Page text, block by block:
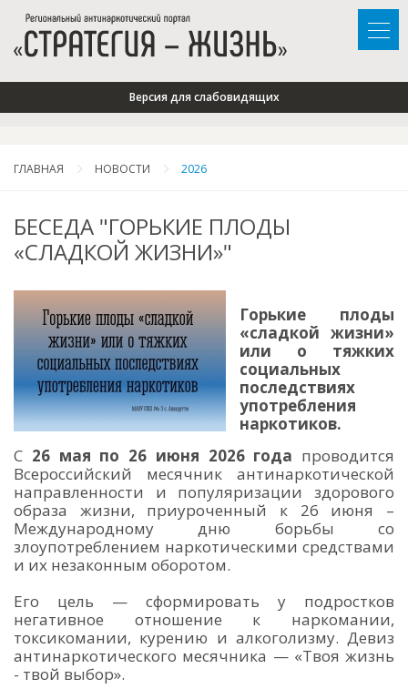
Версия для слабовидящих
ГЛАВНАЯ НОВОСТИ 2026
БЕСЕДА "ГОРЬКИЕ ПЛОДЫ
«СЛАДКОЙ ЖИЗНИ»"
Горькие плоды
«сладкой жизни»
или о тяжких
социальных
последствиях
употребления
наркотиков.
С 26 мая по 26 июня 2026 года проводится
Всероссийский месячник антинаркотической
направленности и популяризации здорового
образа жизни, приуроченный к 26 июня –
Международному дню борьбы со
злоупотреблением наркотическими средствами
и их незаконным оборотом.
Его цель — сформировать у подростков
негативное отношение к наркомании,
токсикомании, курению и алкоголизму. Девиз
антинаркотического месячника — «Твоя жизнь
- твой выбор».